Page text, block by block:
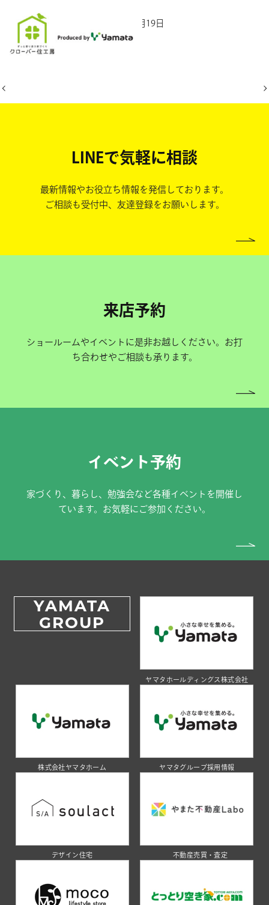
2025年10月19日
LINEで気軽に相談
最新情報やお役立ち情報を発信しております。
ご相談も受付中、友達登録をお願いします。
来店予約
ショールームやイベントに是非お越しください。お打
ち合わせやご相談も承ります。
イベント予約
家づくり、暮らし、勉強会など各種イベントを開催し
ています。お気軽にご参加ください。
YAMATA
GROUP
ヤマタホールディングス株式会社
株式会社ヤマタホーム ヤマタグループ採用情報
デザイン住宅 不動産売買・査定